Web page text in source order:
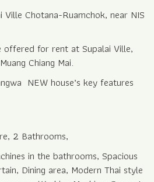
Washing Machine, Carport:
time.
contract at 20,000 baht /